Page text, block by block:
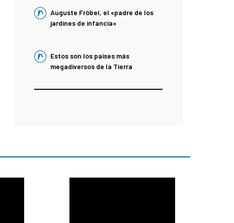
Auguste Fröbel, el «padre de los
jardines de infancia»
Estos son los países más
megadiversos de la Tierra